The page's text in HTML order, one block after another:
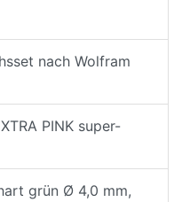
nach Wolfram
PINK super-
grün Ø 4,0 mm,